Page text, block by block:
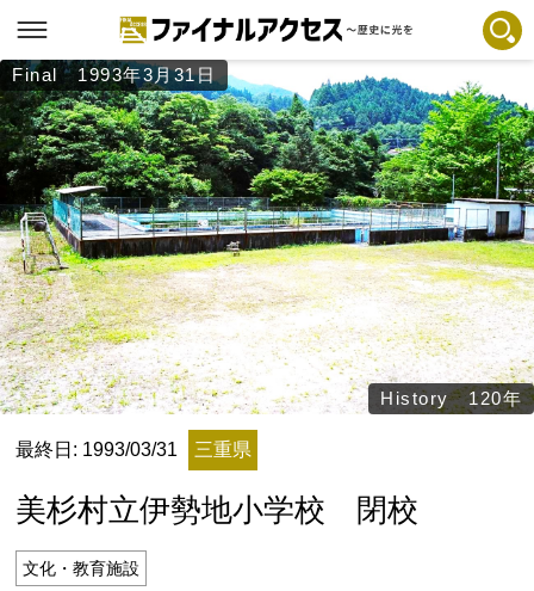
注目コンテンツ 一覧
ファイナルアクセスとは
メディアの編集方針とコンテンツポリシー
プライバシーポリシー
お問合せ
免責事項
不具合・報告事項
記事掲載基準
運営
Special Thanks
フリーワードで探す
Final 1993年3月31日
History 120年
最終日: 1993/03/31 三重県
美杉村立伊勢地小学校 閉校
文化・教育施設